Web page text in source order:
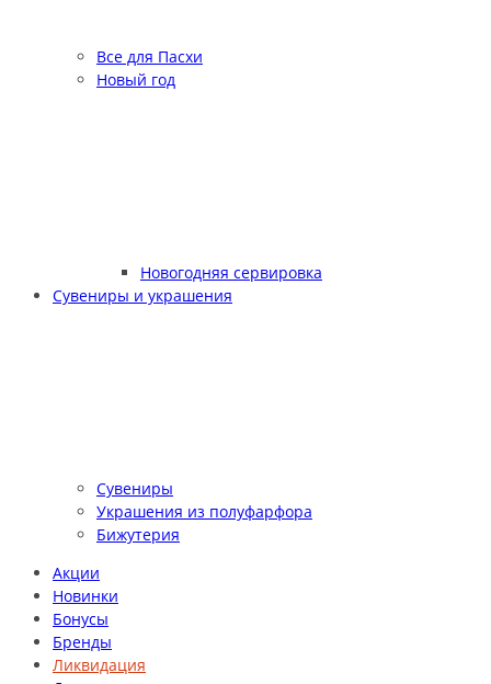
Все для Пасхи
Новый год
Новогодняя сервировка
Сувениры и украшения
Сувениры
Украшения из полуфарфора
Бижутерия
Акции
Новинки
Бонусы
Бренды
Ликвидация